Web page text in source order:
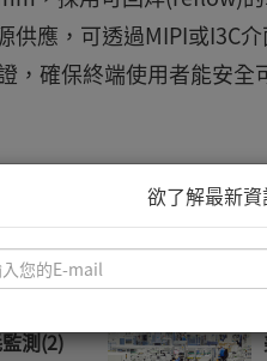
應，可透過MIPI或I3C
，確保終端使用者能安全
監測(2)
欲了解最新